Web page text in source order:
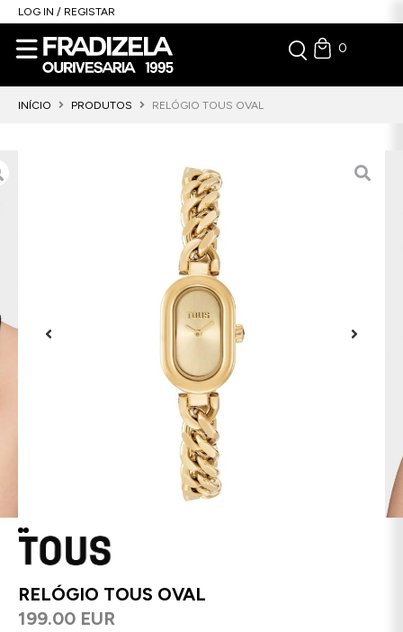
LOG IN / REGISTAR
0
INÍCIO PRODUTOS RELÓGIO TOUS OVAL
RELÓGIO TOUS OVAL
199.00 EUR